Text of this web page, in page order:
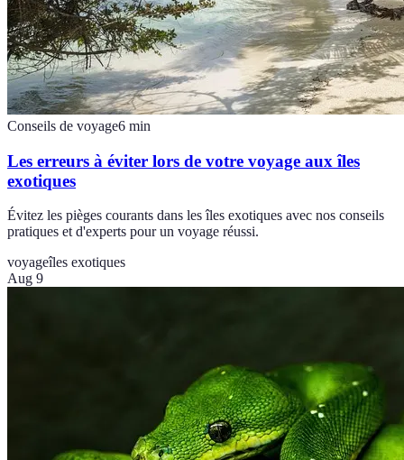
Conseils de voyage6 min
Les erreurs à éviter lors de votre voyage aux îles
exotiques
Évitez les pièges courants dans les îles exotiques avec nos conseils
pratiques et d'experts pour un voyage réussi.
voyageîles exotiques
Aug 9